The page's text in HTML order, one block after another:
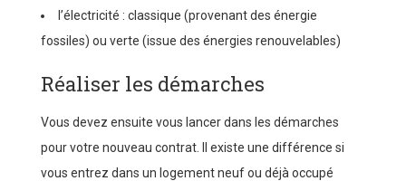
l’électricité : classique (provenant des énergie
fossiles) ou verte (issue des énergies renouvelables)
Réaliser les démarches
Vous devez ensuite vous lancer dans les démarches
pour votre nouveau contrat. Il existe une différence si
vous entrez dans un logement neuf ou déjà occupé